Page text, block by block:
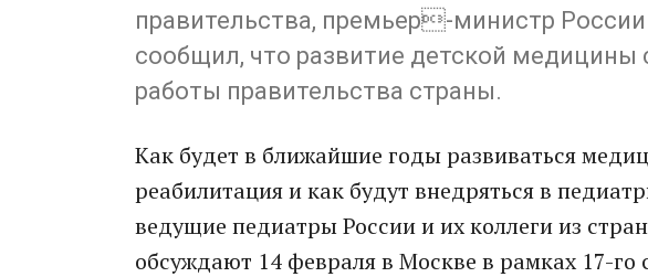
правительства, премьер-министр
сообщил, что развитие детской медицины
работы правительства страны.
Как будет в ближайшие годы развиваться
реабилитация и как будут внедряться в
ведущие педиатры России и их коллеги из
обсуждают 14 февраля в Москве в рамках 17-го